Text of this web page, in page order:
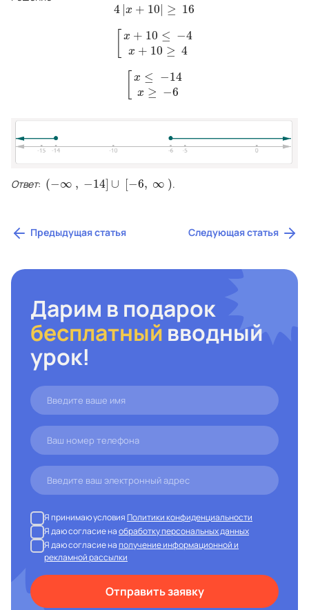
4 |x + 10 ≥ 16
4| x+ 10| ≥16
x + 10 ≤ −4
x + 10 ≥ 4
x+ 10 ≤−4x+10 ≥4
x ≤ −14
x ≥ −6
x≤ −14 −6
Ответ: (−∞ , −14] ∪ [−6, ∞ )
(−∞,−14] ∪[−6, ∞) .
Предыдущая статья Следующая статья
Дарим в подарок
бесплатный вводный
урок!
Я принимаю условияПолитики конфиденциальности
Я даю согласие наобработку персональных данных
Я даю согласие наполучение информационной и
рекламной рассылки
Отправить заявку